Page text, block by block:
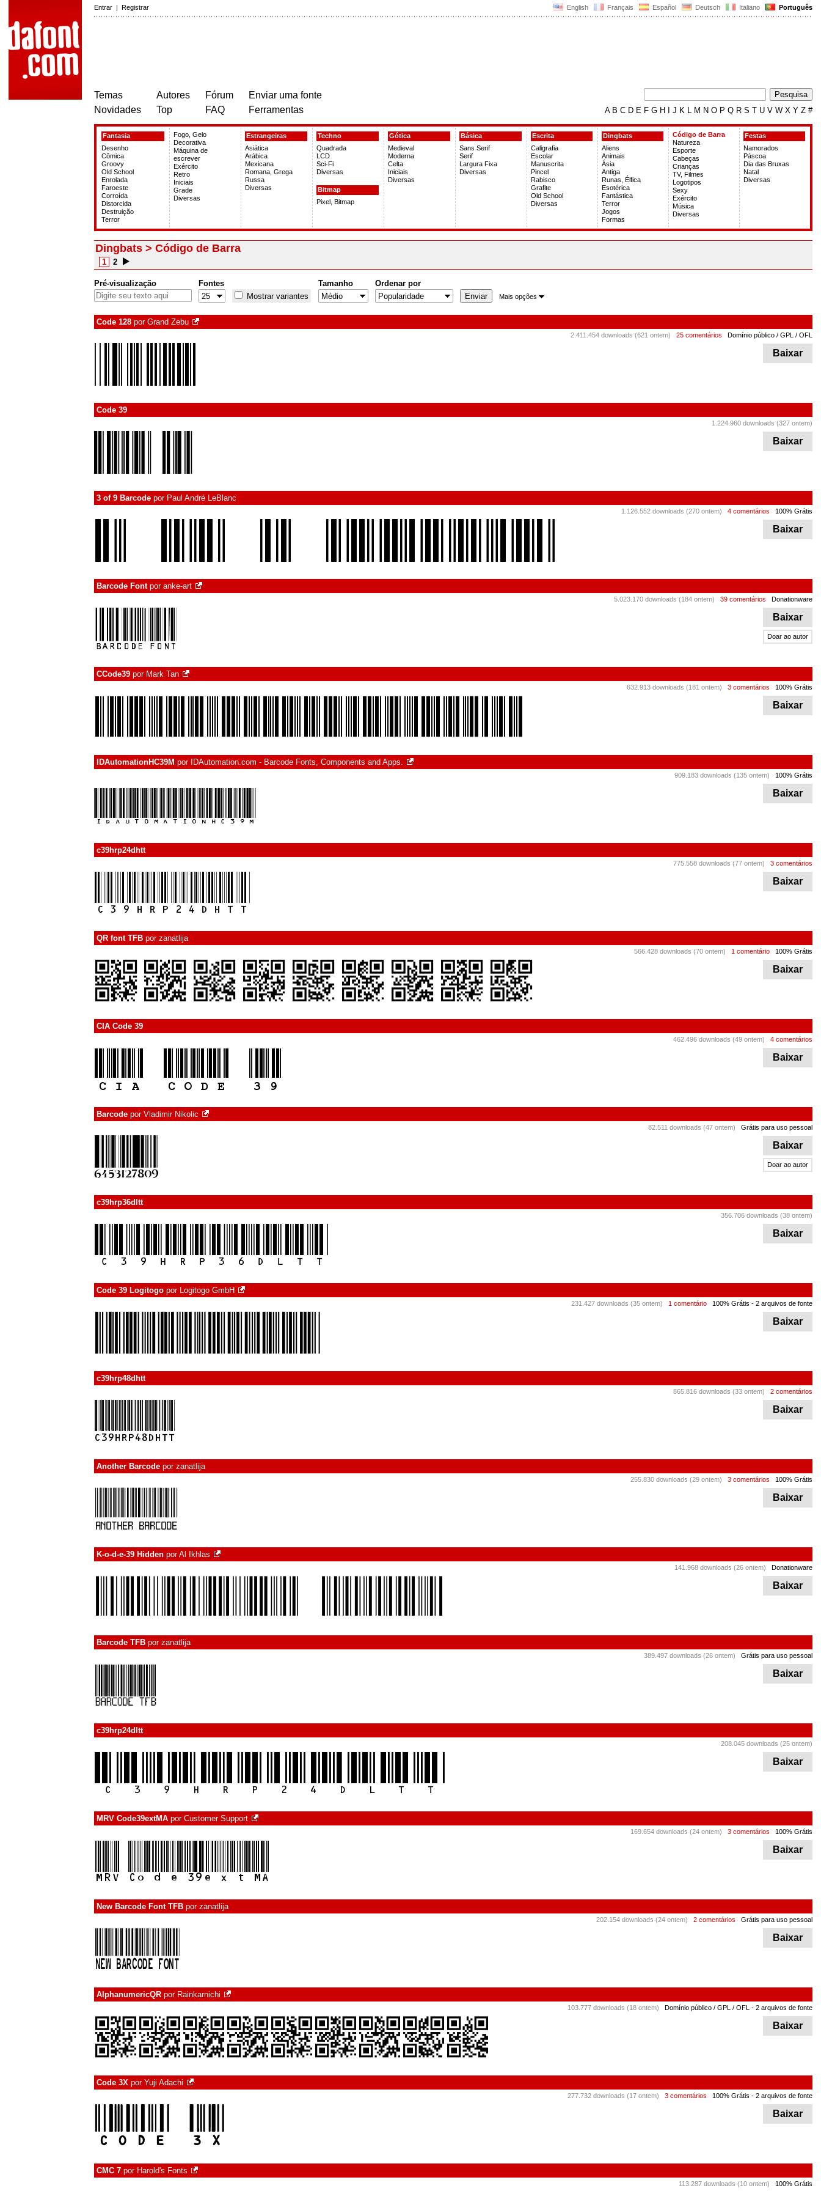
English Français Español Deutsch Italiano Português
Entrar | Registrar
Temas
Novidades
Autores
Top
Fórum
FAQ
Enviar uma fonte
Ferramentas
AB C D E F G H J K L M N O P Q R S T U V W X Y Z #
Fantasia
Desenho
Cômica
Groovy
Old School
Enrolada
Faroeste
Corroída
Distorcida
Destruição
Terror
Fogo, Gelo
Decorativa
Máquina de
escrever
Exército
Retro
Iniciais
Grade
Diversas
Estrangeiras
Asiática
Arábica
Mexicana
Romana, Grega
Russa
Diversas
Techno
Quadrada
LCD
Sci-Fi
Diversas
Bitmap
Pixel, Bitmap
Gótica
Medieval
Moderna
Celta
Iniciais
Diversas
Básica
Sans Serif
Serif
Largura Fixa
Diversas
Escrita
Caligrafia
Escolar
Manuscrita
Pincel
Rabisco
Grafite
Old School
Diversas
Dingbats
Aliens
Animais
Ásia
Antiga
Runas, Élfica
Esotérica
Fantástica
Terror
Jogos
Formas
Código de Barra
Natureza
Esporte
Cabeças
Crianças
TV, Filmes
Logotipos
Sexy
Exército
Música
Diversas
Festas
Namorados
Páscoa
Dia das Bruxas
Natal
Diversas
Dingbats > Código de Barra
1 2
Pré-visualização
Fontes
Mostrar variantes
Tamanho Ordenar por
Mais opções
Code 128 por Grand Zebu
2.411.454 downloads (621 ontem) 25 comentários Domínio público / GPL / OFL
Baixar
Code 39
1.224.960 downloads (327 ontem)
Baixar
3 of 9 Barcode por Paul André LeBlanc
1.126.552 downloads (270 ontem) 4 comentários 100% Grátis
Baixar
Barcode Fontpor anke-art
5.023.170 downloads (184 ontem) 39 comentários Donationware
Baixar
Doar ao autor
CCode39 por Mark Tan
632.913 downloads (181 ontem) 3 comentários 100% Grátis
Baixar
IDAutomationHC39M por IDAutomation.com - Barcode Fonts, Components and Apps.
909.183 downloads (135 ontem) 100% Grátis
Baixar
c39hrp24dhtt
775.558 downloads (77 ontem) 3 comentários
Baixar
QR font TFB por zanatlija
566.428 downloads (70 ontem) 1 comentário 100% Grátis
Baixar
CIA Code 39
462.496 downloads (49 ontem) 4 comentários
Baixar
Barcode por Vladimir Nikolic
82.511 downloads (47 ontem) Grátis para uso pessoal
Baixar
Doar ao autor
c39hrp36dltt
356.706 downloads (38 ontem)
Baixar
Code 39 Logitogo por Logitogo GmbH
231.427 downloads (35 ontem) 1 comentário 100% Grátis - 2 arquivos de fonte
Baixar
c39hrp48dhtt
865.816 downloads (33 ontem) 2 comentários
Baixar
Another Barcode por zanatlija
255.830 downloads (29 ontem) 3 comentários 100% Grátis
Baixar
K-o-d-e-39 Hidden porAl Ikhlas
141.968 downloads (26 ontem) Donationware
Baixar
Barcode TFB por zanatlija
389.497 downloads (26 ontem) Grátis para uso pessoal
Baixar
c39hrp24dltt
208.045 downloads (25 ontem)
Baixar
MRV Code39extMA por Customer Support
169.654 downloads (24 ontem) 3 comentários 100% Grátis
Baixar
New Barcode Font TFB por zanatlija
202.154 downloads (24 ontem) 2 comentários Grátis para uso pessoal
Baixar
AlphanumericQR por Rainkarnichi
103.777 downloads (18 ontem) Domínio público / GPL / OFL - 2 arquivos de fonte
Baixar
Code 3X por Yuji Adachi
277.732 downloads (17 ontem) 3 comentários 100% Grátis - 2 arquivos de fonte
Baixar
CMC 7 por Harold's Fonts
113.287 downloads (10 ontem) 100% Grátis